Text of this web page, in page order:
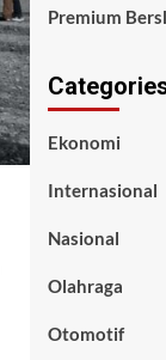
Premium
Ekonomi
Internasional
Nasional
Olahraga
Otomotif